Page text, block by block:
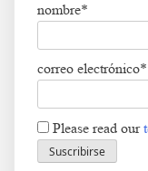
nombre*
correo electrónico*
Please read our